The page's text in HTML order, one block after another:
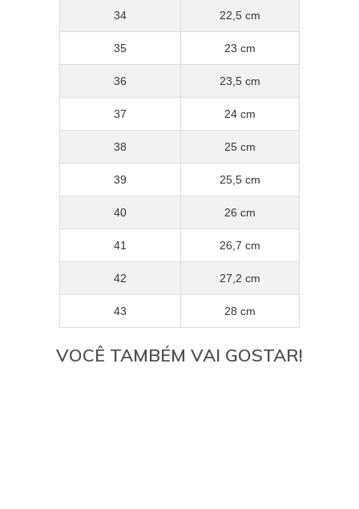
34 22,5 cm
35 23 cm
36 23,5 cm
37 24 cm
38 25 cm
39 25,5 cm
40 26 cm
41 26,7 cm
42 27,2 cm
43 28 cm
VOCÊ TAMBÉM VAI GOSTAR!